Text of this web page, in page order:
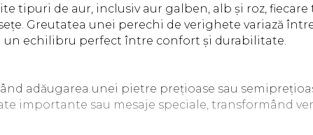
tipuri de aur, inclusiv aur galben, alb și roz, fiecare
Greutatea unei perechi de verighete variază
un echilibru perfect între confort și durabilitate.
adăugarea unei pietre prețioase sau
importante sau mesaje speciale, transformând